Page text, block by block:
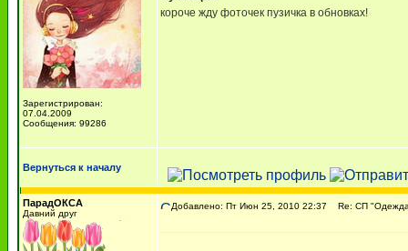
Зарегистрирован:
07.04.2009
Сообщения: 99286
короче жду фоточек пузичка в обновках!
Вернуться к началу
ПарадОКСА
Давний друг
Добавлено: Пт Июн 25, 2010 22:37 Re: СП "Одежда